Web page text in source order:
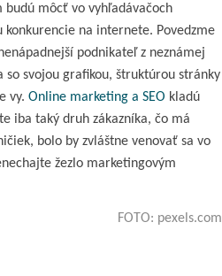
môcť vo vyhľadávačoch
na internete. Povedzme
podnikateľ z neznámej
so svojou grafikou, štruktúrou stránky
vy. Online marketing a SEO kladú
iba taký druh zákazníka, čo má
bolo by zvláštne venovať sa vo
žezlo marketingovým
FOTO: pexels.com